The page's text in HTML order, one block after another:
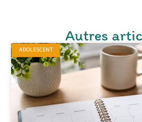
Autres
ADOLESCENT